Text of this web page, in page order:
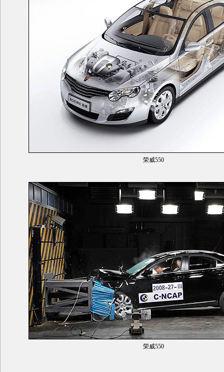
荣威550
荣威550